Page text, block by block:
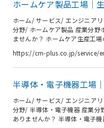
曖昧な要求事項が明文化されま
ホームケア製品工場｜
ホーム/ サービス/ エンジニア
分野/ ホームケア製品 産業分野
ませんか？ ホームケア生産工
る。 建設工事費用を早く把握し
頼は工事込みが条件となる。
計画・事業構想の段階からサポ
緒に...
https://cm-plus.co.jp/service/
半導体・電子機器工場
ホーム/ サービス/ エンジニア
分野/ 半導体・電子機器 産業分
ありませんか？ 半導体・電子